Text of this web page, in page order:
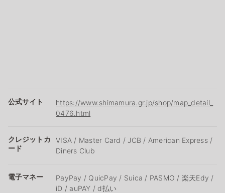
公式サイト
https://www.shimamura.gr.jp/shop/map_detail_
0476.html
クレジットカ
ード
VISA / Master Card / JCB / American Express /
Diners Club
電子マネー
PayPay / QuicPay / Suica / PASMO / 楽天Edy /
iD / auPAY / d払い